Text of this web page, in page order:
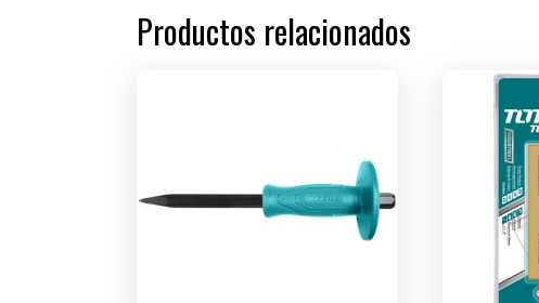
Productos relacionados